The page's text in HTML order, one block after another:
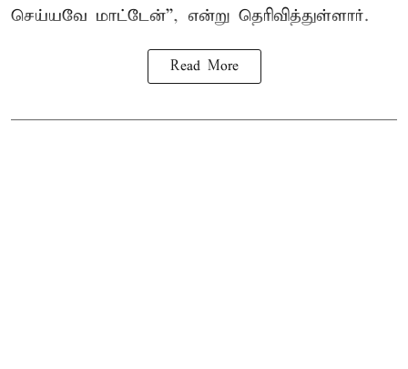
செய்யவே மாட்டேன்'', என்று தெரிவித்துள்ளார்.
Read More